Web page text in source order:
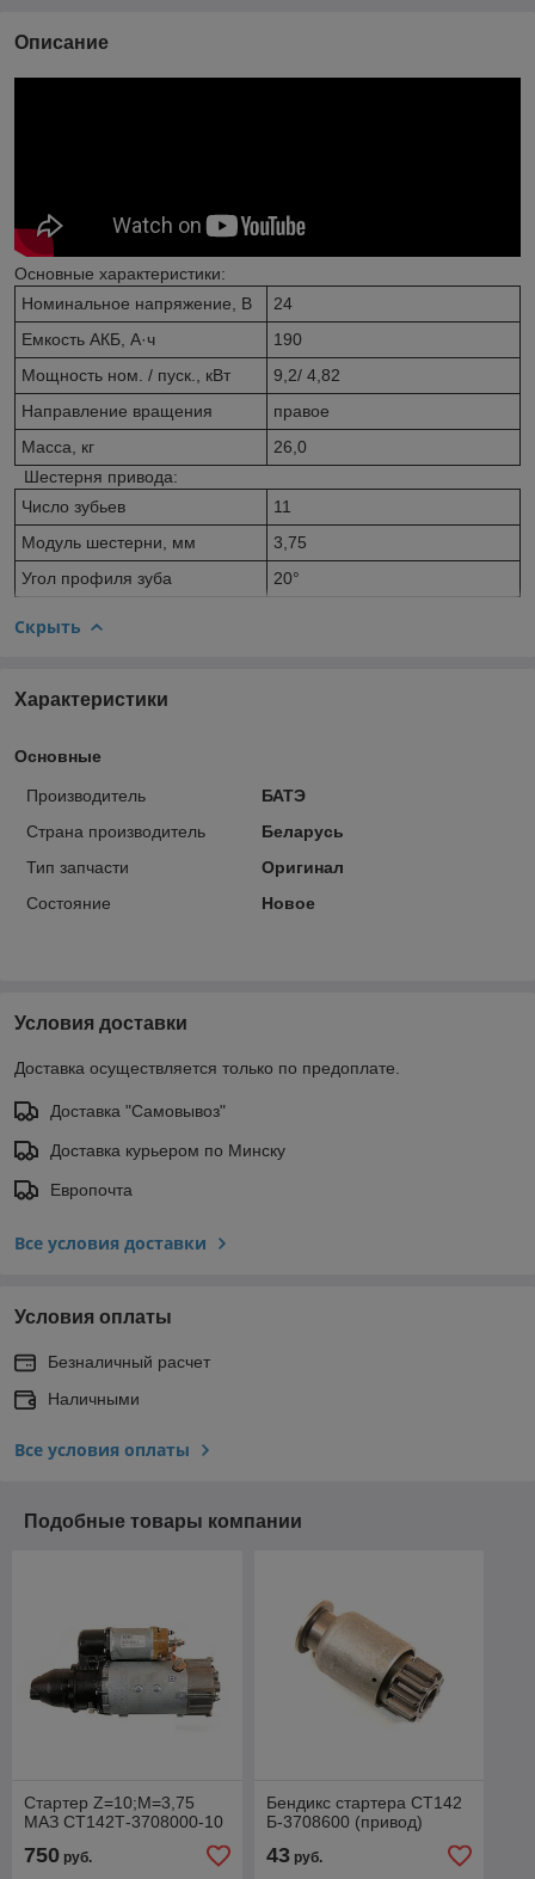
Описание
Основные характеристики:
Номинальное напряжение, В
24
Емкость АКБ, А·ч
190
Мощность ном. / пуск., кВт
9,2/ 4,82
Направление вращения
правое
Масса, кг
26,0
Шестерня привода:
Число зубьев
11
Модуль шестерни, мм
3,75
Угол профиля зуба
20°
Скрыть
Характеристики
Основные
Производитель
БАТЭ
Страна производитель
Беларусь
Тип запчасти
Оригинал
Состояние
Новое
Условия доставки
Доставка осуществляется только по предоплате.
Доставка "Самовывоз"
Доставка курьером по Минску
Европочта
Все условия доставки
Условия оплаты
Безналичный расчет
Наличными
Все условия оплаты
Подобные товары компании
Стартер Z=10;M=3,75
МАЗ СТ142Т-3708000-10
750 руб.
Бендикс стартера СТ142
Б-3708600 (привод)
43руб.